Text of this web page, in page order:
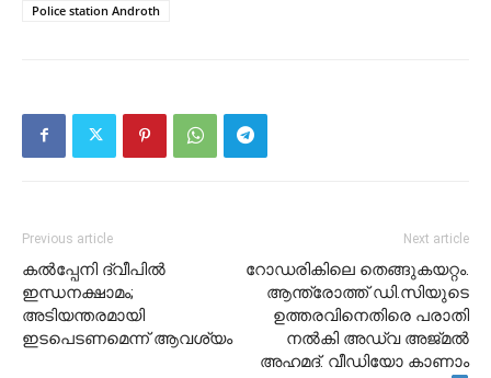
Police station Androth
Previous article
കൽപ്പേനി ദ്വീപിൽ
ഇന്ധനക്ഷാമം;
അടിയന്തരമായി
ഇടപെടണമെന്ന് ആവശ്യം
Next article
റോഡരികിലെ തെങ്ങുകയറ്റം.
ആന്ത്രോത്ത് ഡി.സിയുടെ
ഉത്തരവിനെതിരെ പരാതി
നൽകി അഡ്വ അജ്മൽ
അഹമദ്. വീഡിയോ കാണാം